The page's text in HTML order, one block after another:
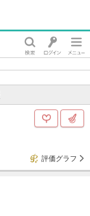
評価グラフ